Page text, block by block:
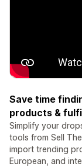
Save time
products &
Simplify your
tools from Sell
import trending
European, and